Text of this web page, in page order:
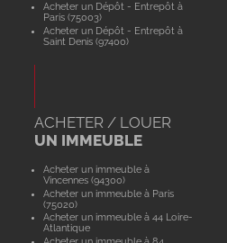
Acheter un Dépôt - Entrepôt à
Paris (75003)
Acheter un Dépôt - Entrepôt à
Saint Denis (97400)
ACHETER / LOUER
UN IMMEUBLE
Acheter un immeuble à
Vincennes (94300)
Acheter un immeuble à Paris
(75020)
Acheter un immeuble à 44 Loire-
Atlantique